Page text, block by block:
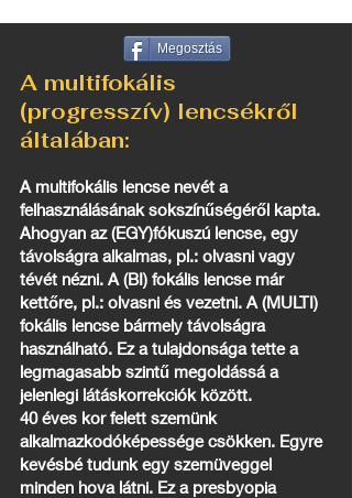
Megosztás
A multifokális
(progresszív) lencsékről
általában:
A multifokális lencse nevét a
felhasználásának sokszínűségéről kapta.
Ahogyan az (EGY)fókuszú lencse, egy
távolságra alkalmas, pl.: olvasni vagy
tévét nézni. A (BI) fokális lencse már
kettőre, pl.: olvasni és vezetni. A (MULTI)
fokális lencse bármely távolságra
használható. Ez a tulajdonsága tette a
legmagasabb szintű megoldássá a
jelenlegi látáskorrekciók között.
40 éves kor felett szemünk
alkalmazkodóképessége csökken. Egyre
kevésbé tudunk egy szemüveggel
minden hova látni. Ez a presbyopia